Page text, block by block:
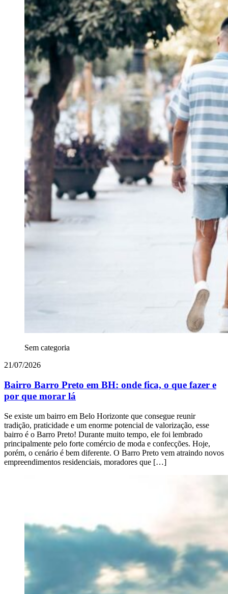
Sem categoria
21/07/2026
Bairro Barro Preto em BH: onde fica, o que fazer e
por que morar lá
Se existe um bairro em Belo Horizonte que consegue reunir
tradição, praticidade e um enorme potencial de valorização, esse
bairro é o Barro Preto! Durante muito tempo, ele foi lembrado
principalmente pelo forte comércio de moda e confecções. Hoje,
porém, o cenário é bem diferente. O Barro Preto vem atraindo novos
empreendimentos residenciais, moradores que […]